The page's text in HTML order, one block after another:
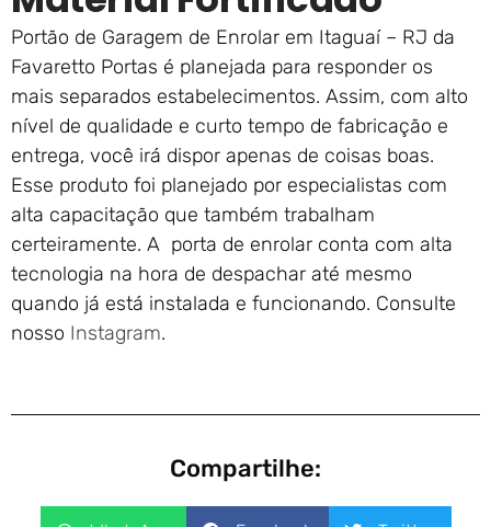
Portão de Garagem de Enrolar em Itaguaí – RJ da
Favaretto Portas é planejada para responder os
mais separados estabelecimentos. Assim, com alto
nível de qualidade e curto tempo de fabricação e
entrega, você irá dispor apenas de coisas boas.
Esse produto foi planejado por especialistas com
alta capacitação que também trabalham
certeiramente. A porta de enrolar conta com alta
tecnologia na hora de despachar até mesmo
quando já está instalada e funcionando. Consulte
nosso Instagram.
Compartilhe: